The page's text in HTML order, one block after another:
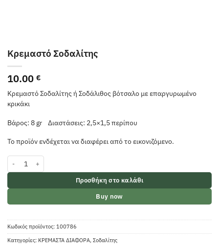
Κρεμαστό Σοδαλίτης
10.00 €
Κρεμαστό Σοδαλίτης ή Σοδάλιθος βότσαλο με επαργυρωμένο
κρικάκι
Βάρος: 8 gr Διαστάσεις: 2,5×1,5 περίπου
Το προϊόν ενδέχεται να διαφέρει από το εικονιζόμενο.
Κρεμαστό Σοδαλίτης ποσότητα
Προσθήκη στο καλάθι
Buy now
Κωδικός προϊόντος: 100786
Κατηγορίες: ΚΡΕΜΑΣΤΑ ΔΙΑΦΟΡΑ, Σοδαλίτης